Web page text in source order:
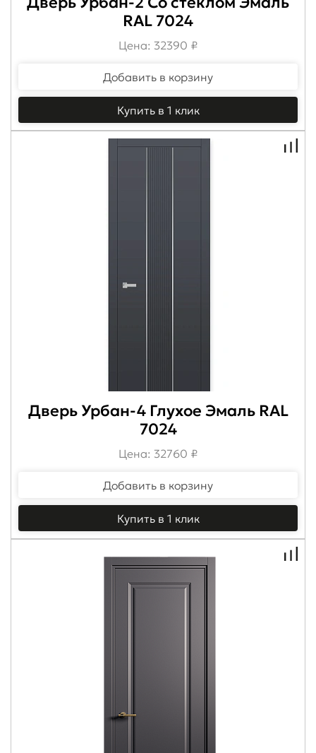
RAL 7024
Цена: 32390 ₽
Добавить в корзину
Купить в 1 клик
Дверь Урбан-4 Глухое Эмаль RAL
7024
Цена: 32760 ₽
Добавить в корзину
Купить в 1 клик